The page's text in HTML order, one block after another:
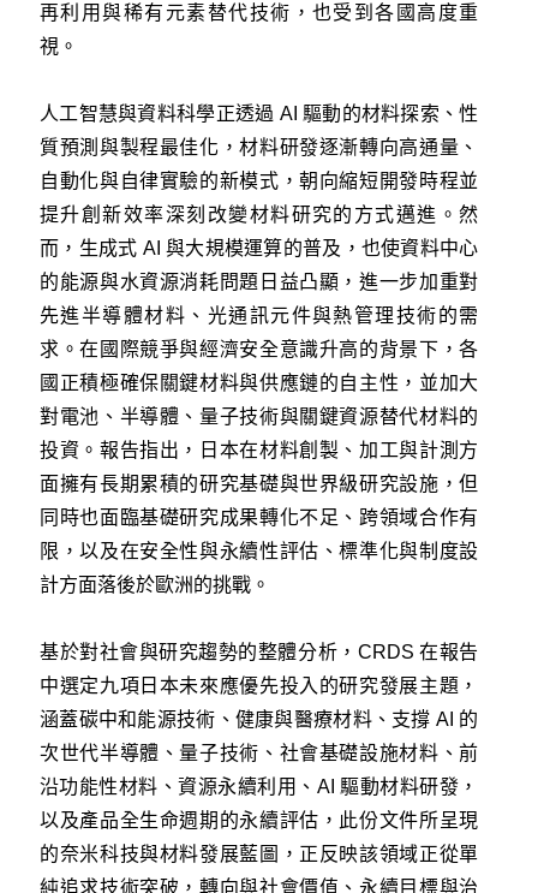
再利用與稀有元素替代技術，也受到各國高度重
視。
人工智慧與資料科學正透過 AI 驅動的材料探索、性
質預測與製程最佳化，材料研發逐漸轉向高通量、
自動化與自律實驗的新模式，朝向縮短開發時程並
提升創新效率深刻改變材料研究的方式邁進。然
而，生成式 AI 與大規模運算的普及，也使資料中心
的能源與水資源消耗問題日益凸顯，進一步加重對
先進半導體材料、光通訊元件與熱管理技術的需
求。在國際競爭與經濟安全意識升高的背景下，各
國正積極確保關鍵材料與供應鏈的自主性，並加大
對電池、半導體、量子技術與關鍵資源替代材料的
投資。報告指出，日本在材料創製、加工與計測方
面擁有長期累積的研究基礎與世界級研究設施，但
同時也面臨基礎研究成果轉化不足、跨領域合作有
限，以及在安全性與永續性評估、標準化與制度設
計方面落後於歐洲的挑戰。
基於對社會與研究趨勢的整體分析，CRDS 在報告
中選定九項日本未來應優先投入的研究發展主題，
涵蓋碳中和能源技術、健康與醫療材料、支撐 AI 的
次世代半導體、量子技術、社會基礎設施材料、前
沿功能性材料、資源永續利用、AI 驅動材料研發，
以及產品全生命週期的永續評估，此份文件所呈現
的奈米科技與材料發展藍圖，正反映該領域正從單
純追求技術突破，轉向與社會價值、永續目標與治